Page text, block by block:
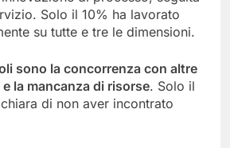
Solo il 10% ha lavorato
su tutte e tre le dimensioni.
sono la concorrenza con altre
la mancanza di risorse. Solo il
di non aver incontrato